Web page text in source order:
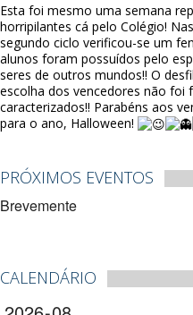
Esta foi mesmo uma semana
horripilantes cá pelo Colégio!
segundo ciclo verificou-se um
alunos foram possuídos pelo
seres de outros mundos!! O
escolha dos vencedores não
caracterizados!! Parabéns aos
para o ano, Halloween!
PRÓXIMOS EVENTOS
Brevemente
CALENDÁRIO